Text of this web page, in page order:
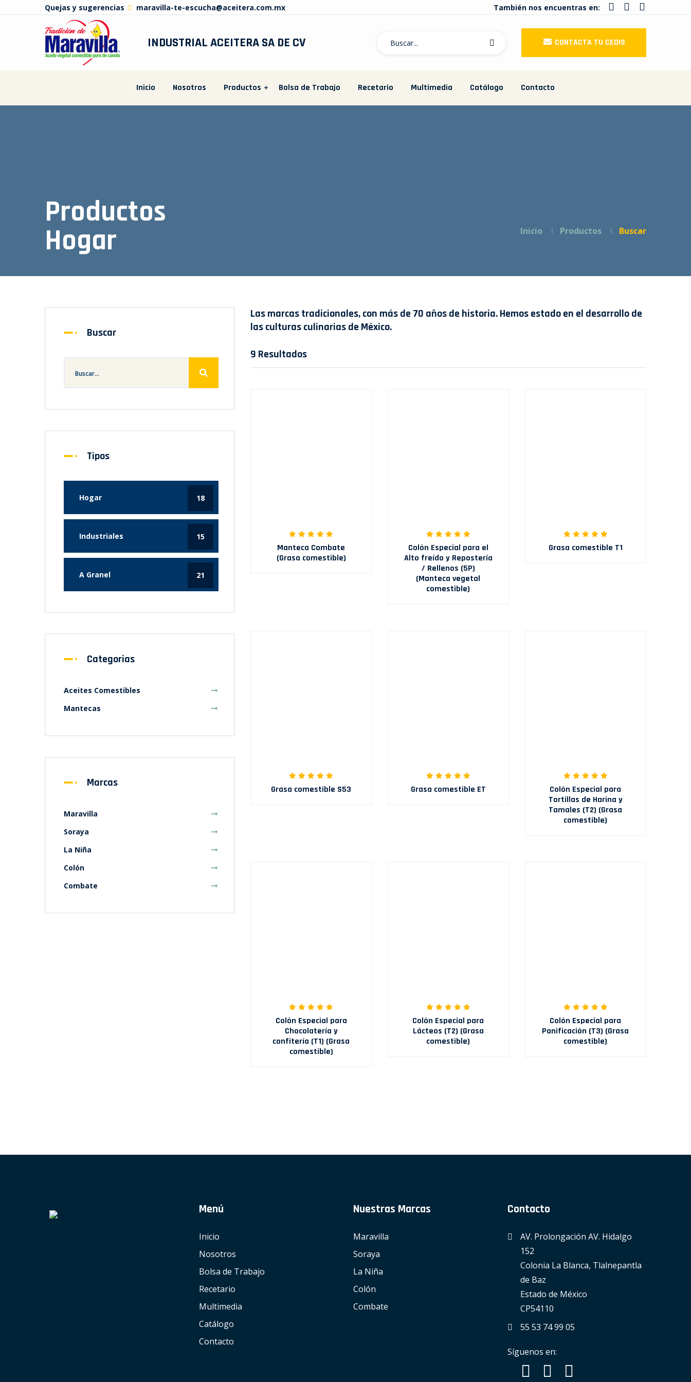
Quejas y sugerencias maravilla-te-escucha@aceitera.com.mx También nos encuentras en:
INDUSTRIAL ACEITERA SA DE CV CONTACTA TU CEDIS
Inicio Nosotros Productos Bolsa de Trabajo Recetario Multimedia Catálogo Contacto
Productos
Hogar Inicio Productos Buscar
Las marcas tradicionales, con más de 70 años de historia. Hemos estado en el desarrollo de
las culturas culinarias de México.
9 Resultados
Manteca Combate
(Grasa comestible)
Colón Especial para el
Alto freído y Repostería
/ Rellenos (5P)
(Manteca vegetal
comestible)
Grasa comestible T1
Grasa comestible S53 Grasa comestible ET
Colón Especial para
Tortillas de Harina y
Tamales (T2) (Grasa
comestible)
Colón Especial para
Chocolatería y
confitería (T1) (Grasa
comestible)
Colón Especial para
Lácteos (T2) (Grasa
comestible)
Colón Especial para
Panificación (T3) (Grasa
comestible)
Buscar
Tipos
Hogar 18
Industriales 15
A Granel 21
Categorias
Aceites Comestibles
Mantecas
Marcas
Maravilla
Soraya
La Niña
Colón
Combate
Menú
Inicio
Nosotros
Bolsa de Trabajo
Recetario
Multimedia
Catálogo
Contacto
Nuestras Marcas
Maravilla
Soraya
La Niña
Colón
Combate
Contacto
AV. Prolongación AV. Hidalgo
152
Colonia La Blanca, Tlalnepantla
de Baz
Estado de México
CP54110
55 53 74 99 05
Síguenos en: